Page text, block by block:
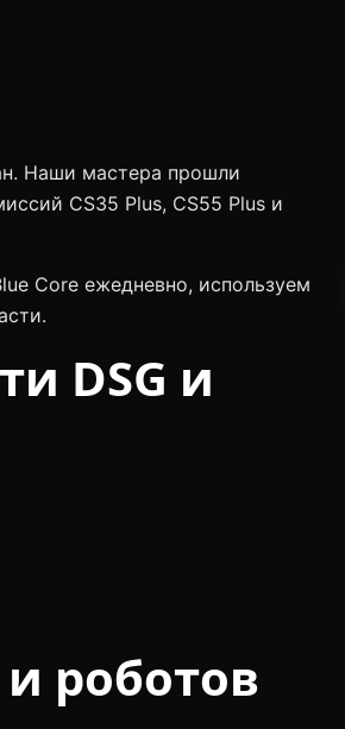
Наши мастера прошли
CS35 Plus, CS55 Plus и
Core ежедневно, используем
DSG и
роботов